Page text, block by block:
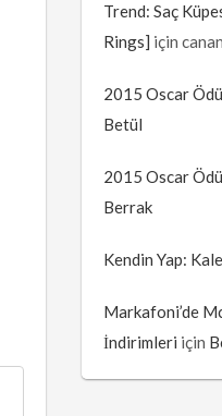
Trend: Saç
Rings] için canan
2015 Oscar
Betül
2015 Oscar
Berrak
Kendin Yap:
Markafoni’de
İndirimleri için